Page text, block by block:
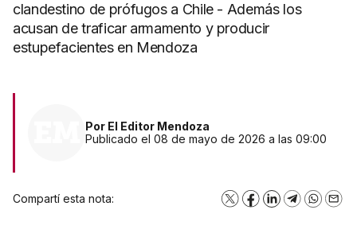
clandestino de prófugos a Chile - Además los
acusan de traficar armamento y producir
estupefacientes en Mendoza
Por El Editor Mendoza
Publicado el 08 de mayo de 2026 a las 09:00
Compartí esta nota: X Facebook
LinkedInTelegram